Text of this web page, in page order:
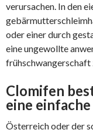
verursachen. In den
oder einer durch
eine ungewollte
frühschwangerschaft
Clomifen
eine
Österreich oder der